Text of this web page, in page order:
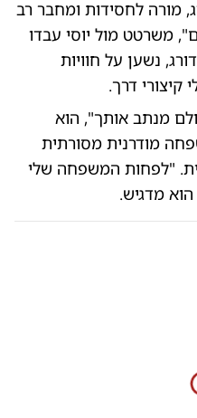
מורה לחסידות ומחבר רב
משרטט מול יוסי עבדו
נשען על חוויות
קיצורי דרך.
מנתב אותך", הוא
מודרנית מסורתית
"לפחות המשפחה שלי
מדגיש.